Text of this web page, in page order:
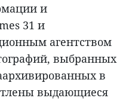
и
31 и
агентством
выбранных
в
выдающиеся